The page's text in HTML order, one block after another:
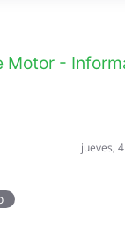
Motor -
jueves,